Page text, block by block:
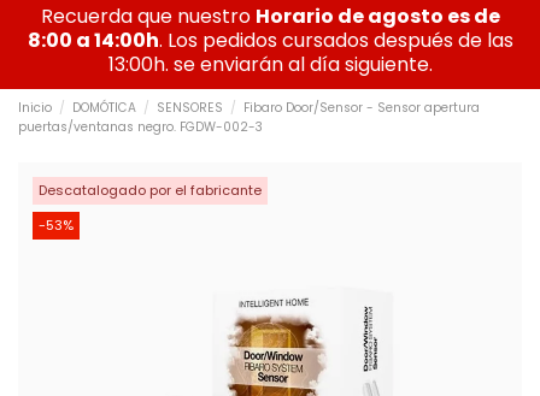
Recuerda que nuestro Horario de agosto es de
8:00 a 14:00h. Los pedidos cursados después de las
13:00h. se enviarán al día siguiente.
Inicio DOMÓTICA SENSORES
Fibaro Door/Sensor - Sensor apertura
puertas/ventanas negro. FGDW-002-3
Descatalogado por el fabricante
-53%